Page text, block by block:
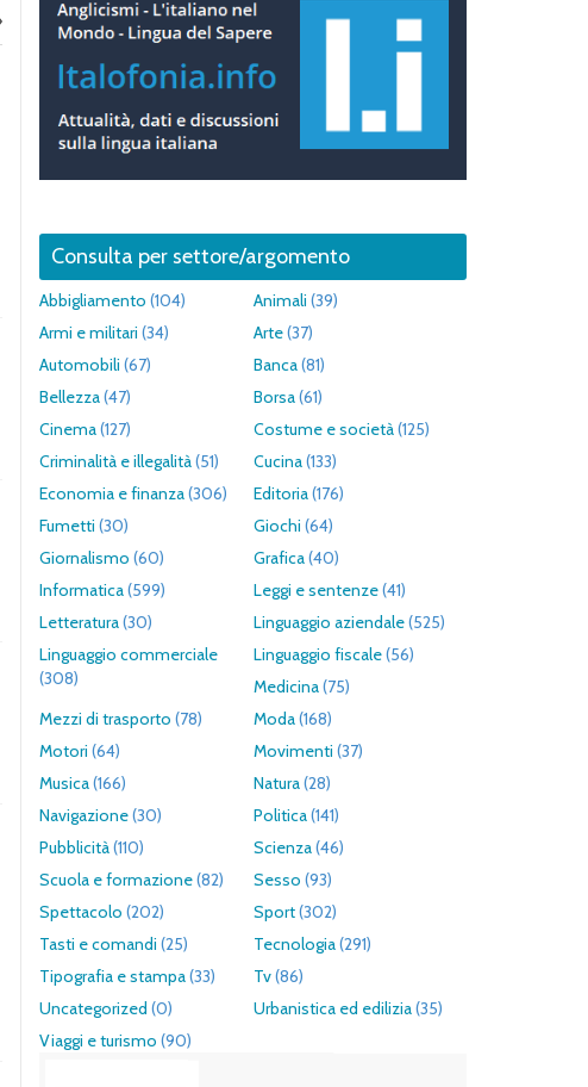
Consulta per settore/argomento
Abbigliamento (104) Animali (39)
Armi e militari (34) Arte(37)
Automobili (67) Banca(81)
Bellezza(47) Borsa(61)
Cinema(127) Costume e società(125)
Criminalità e illegalità(51) Cucina(133)
Economia e finanza(306) Editoria(176)
Fumetti (30) Giochi (64)
Giornalismo (60) Grafica(40)
Informatica(599) Leggi e sentenze(41)
Letteratura(30) Linguaggio aziendale(525)
Linguaggio commerciale
(308)
Linguaggio fiscale(56)
Medicina(75)
Mezzi di trasporto (78) Moda(168)
Motori (64) Movimenti (37)
Musica(166) Natura(28)
Navigazione(30) Politica(141)
Pubblicità(110) Scienza(46)
Scuola e formazione(82) Sesso (93)
Spettacolo (202) Sport(302)
Tasti e comandi (25) Tecnologia(291)
Tipografia e stampa(33) Tv(86)
Uncategorized (0) Urbanistica ed edilizia(35)
Viaggi e turismo (90)